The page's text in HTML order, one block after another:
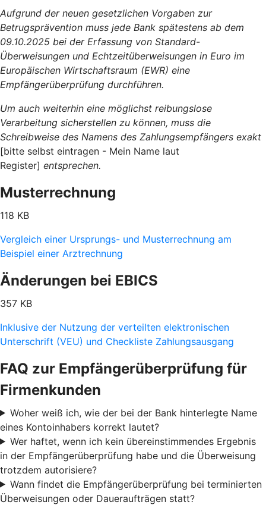
Aufgrund der neuen gesetzlichen Vorgaben zur
Betrugsprävention muss jede Bank spätestens ab dem
09.10.2025 bei der Erfassung von Standard-
Überweisungen und Echtzeitüberweisungen in Euro im
Europäischen Wirtschaftsraum (EWR) eine
Empfängerüberprüfung durchführen.
Um auch weiterhin eine möglichst reibungslose
Verarbeitung sicherstellen zu können, muss die
Schreibweise des Namens des Zahlungsempfängers exakt
[bitte selbst eintragen - Mein Name laut
Register] entsprechen.
Musterrechnung
118 KB
Vergleich einer Ursprungs- und Musterrechnung am
Beispiel einer Arztrechnung
Änderungen bei EBICS
357 KB
Inklusive der Nutzung der verteilten elektronischen
Unterschrift (VEU) und Checkliste Zahlungsausgang
FAQ zur Empfängerüberprüfung für
Firmenkunden
Woher weiß ich, wie der bei der Bank hinterlegte Name
eines Kontoinhabers korrekt lautet?
Wer haftet, wenn ich kein übereinstimmendes Ergebnis
in der Empfängerüberprüfung habe und die Überweisung
trotzdem autorisiere?
Wann findet die Empfängerüberprüfung bei terminierten
Überweisungen oder Daueraufträgen statt?